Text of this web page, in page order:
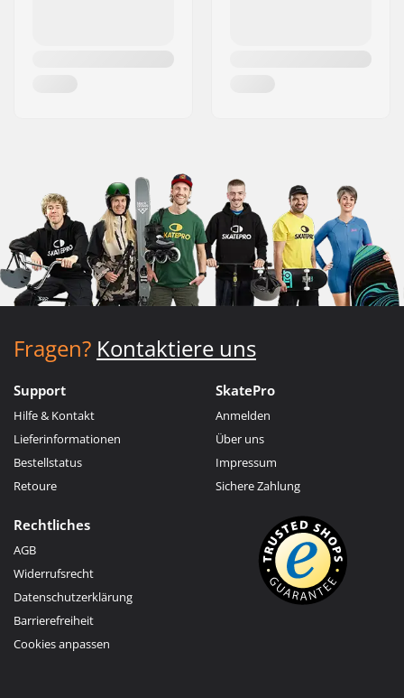
Fragen? Kontaktiere uns
Support
Hilfe & Kontakt
Lieferinformationen
Bestellstatus
Retoure
SkatePro
Anmelden
Über uns
Impressum
Sichere Zahlung
Rechtliches
AGB
Widerrufsrecht
Datenschutzerklärung
Barrierefreiheit
Cookies anpassen